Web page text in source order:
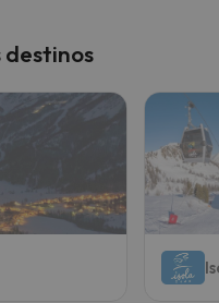
destinos